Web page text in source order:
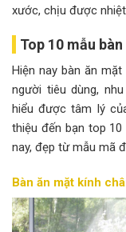
xước, chịu được
Top 10 mẫu
Hiện nay bàn ăn
người tiêu dùng,
hiểu được tâm lý
thiệu đến bạn top
nay, đẹp từ mẫu mã
Bàn ăn mặt kính